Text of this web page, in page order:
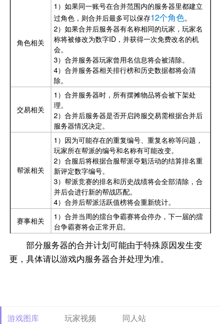
角色相关
1）如果同一账号在合并范围内的服务器里都建立
过角色，则合并后最多可以保存12个角色。
2）如果合并后服务器有名称相同的玩家，玩家名
称将被修改为数字ID，并获得一次免费改名的机
会。
3）合并服务器玩家曾用名信息将会被清除。
4）合并服务器相关排行榜和历史数据都将会清
除。
交易相关
1）合并服务器时，所有摆摊物品将会被下架处
理。
2）合并后服务器是否开启跨服交易需根据合并后
服务器情况决定。
帮派相关
1）因为可能存在的重复编号、重复名称等问题，
玩家所在帮派的编号和名称有可能改变。
2）合服后将根据合服帮派夺魁活动的结算排名重
新评定数字编号。
3）帮派竞赛的排名和历史战绩将会全部清除，合
并后会进行新的帮战匹配。
4）合并后帮派活跃值榜将会重新统计。
赛事相关
1）合并当周的擂台争霸赛将会停办，下一届的擂
台争霸赛将会正常开启。
部分服务器的合并计划可能由于特殊原因发生变
更，具体请以游戏内服务器合并处理为准。
游戏图库 玩家视频 同人站